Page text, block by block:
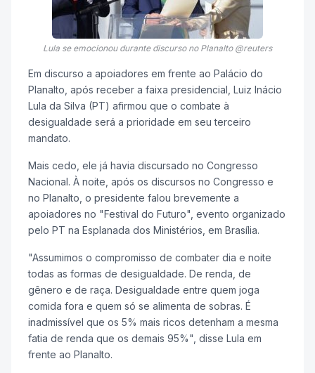
Lula se emocionou durante discurso no Planalto @reuters
Em discurso a apoiadores em frente ao Palácio do
Planalto, após receber a faixa presidencial, Luiz Inácio
Lula da Silva (PT) afirmou que o combate à
desigualdade será a prioridade em seu terceiro
mandato.
Mais cedo, ele já havia discursado no Congresso
Nacional. À noite, após os discursos no Congresso e
no Planalto, o presidente falou brevemente a
apoiadores no "Festival do Futuro", evento organizado
pelo PT na Esplanada dos Ministérios, em Brasília.
"Assumimos o compromisso de combater dia e noite
todas as formas de desigualdade. De renda, de
gênero e de raça. Desigualdade entre quem joga
comida fora e quem só se alimenta de sobras. É
inadmissível que os 5% mais ricos detenham a mesma
fatia de renda que os demais 95%", disse Lula em
frente ao Planalto.